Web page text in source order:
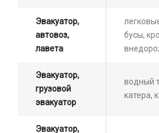
Эвакуатор,
автовоз,
лавета
бусы,
Эвакуатор,
грузовой
эвакуатор
водный
катера,
Эвакуатор,